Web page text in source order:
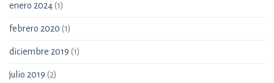
enero 2024(1)
febrero 2020 (1)
diciembre 2019 (1)
julio 2019 (2)